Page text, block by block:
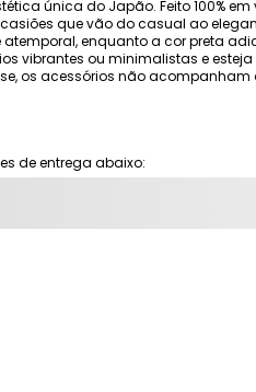
única do Japão. Feito 100% em
que vão do casual ao
enquanto a cor preta
vibrantes ou minimalistas e
os acessórios não acompanham
de entrega abaixo: